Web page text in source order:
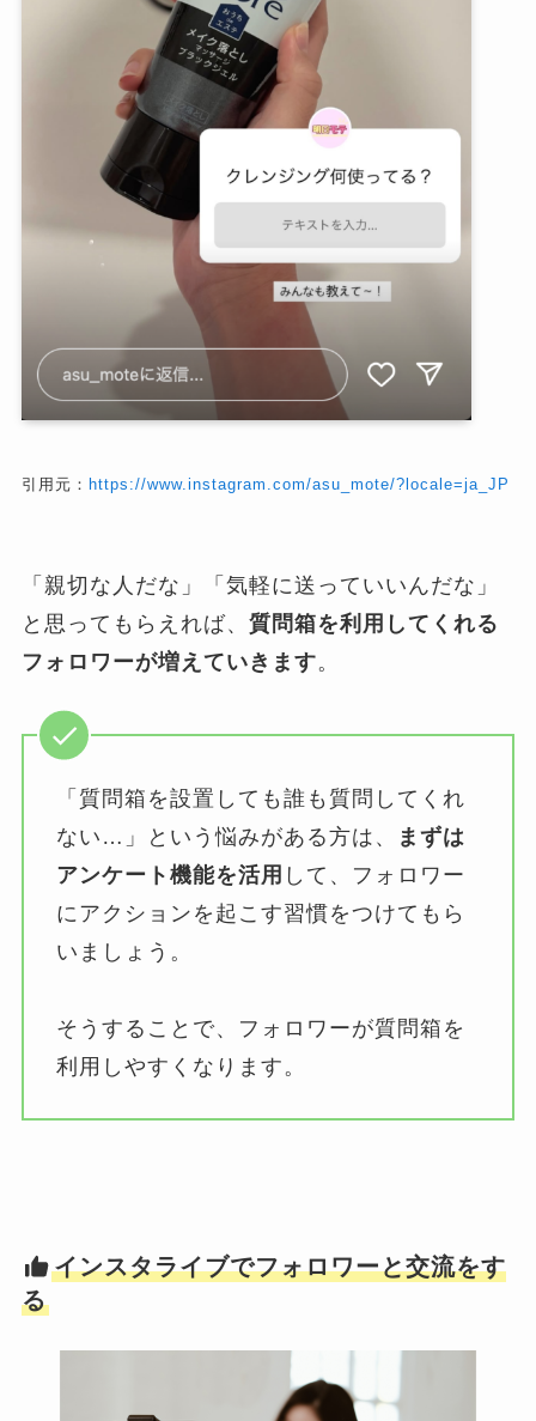
引用元： https://www.instagram.com/asu_mote/?locale=ja_JP
「親切な人だな」「気軽に送っていいんだな」
と思ってもらえれば、 質問箱を利用してくれる
フォロワーが増えていきます。
「質問箱を設置しても誰も質問してくれ
ない…」という悩みがある方は、
まずは
アンケート機能を活用 して、フォロワー
にアクションを起こす習慣をつけてもら
いましょう。
そうすることで、フォロワーが質問箱を
利用しやすくなります。
インスタライブでフォロワーと交流をす
る